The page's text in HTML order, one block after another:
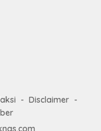
Disclaimer